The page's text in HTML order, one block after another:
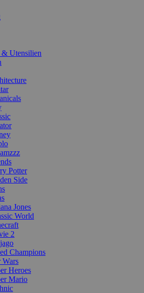
& Utensilien
Potter
Side
Jones
World
2
Champions
Heroes
Mario